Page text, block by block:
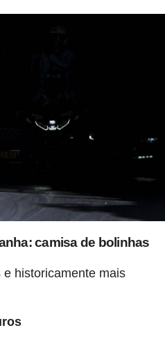
camisa de bolinhas
historicamente mais